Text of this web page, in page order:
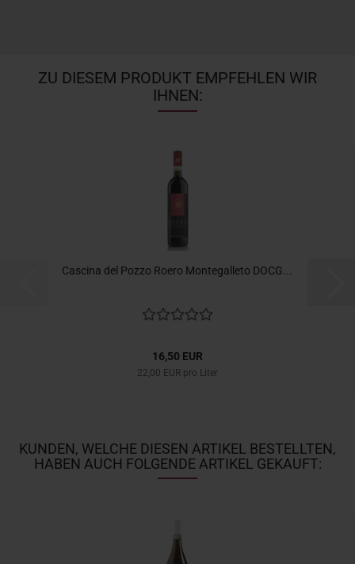
ZU DIESEM PRODUKT EMPFEHLEN WIR
IHNEN:
Cascina del Pozzo Roero Montegalleto DOCG...
16,50 EUR
22,00 EUR pro Liter
KUNDEN, WELCHE DIESEN ARTIKEL BESTELLTEN,
HABEN AUCH FOLGENDE ARTIKEL GEKAUFT: